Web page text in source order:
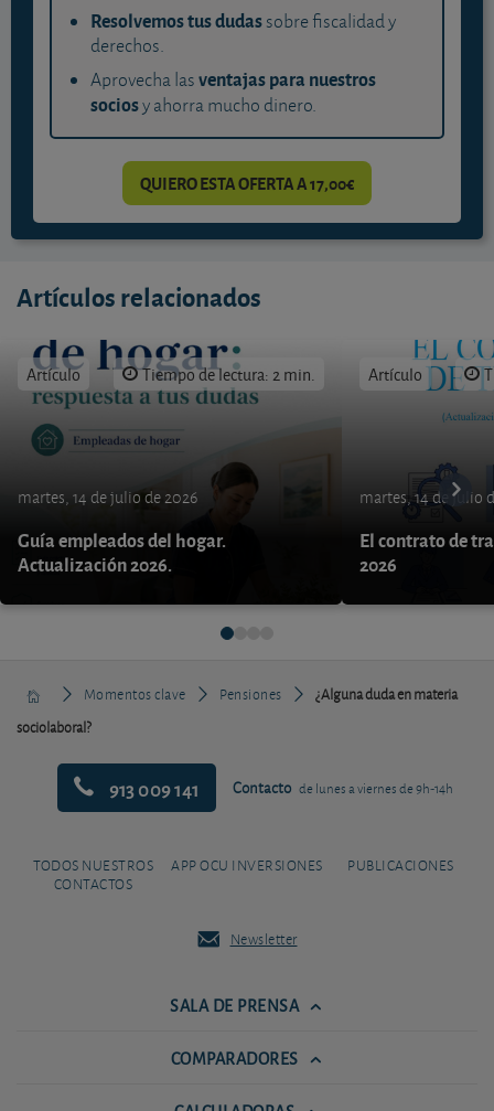
Resolvemos tus dudassobre fiscalidad y
derechos.
Aprovecha lasventajas para nuestros
sociosy ahorra mucho dinero.
QUIERO ESTA OFERTA A 17,00€
Artículos relacionados
Artículo Tiempo de lectura: 2 min.
martes, 14 de julio de 2026
Guía empleados del hogar.
Actualización 2026.
Artículo
martes, 14 de julio
El contrato de
2026
Momentos clave Pensiones
¿Alguna duda en materia
sociolaboral?
913 009 141 Contacto de lunes a viernes de 9h-14h
TODOS NUESTROS
CONTACTOS
APP OCU INVERSIONES PUBLICACIONES
Newsletter
SALA DE PRENSA
COMPARADORES